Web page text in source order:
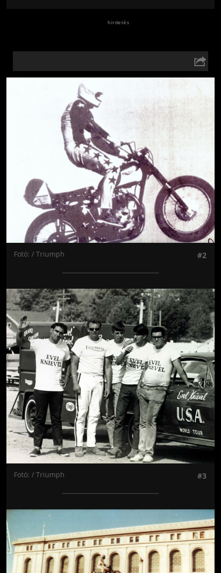
Jön még kép!
Fotó: / Triumph #2
Jön még kép!
Fotó: / Triumph #3
Jön még kép!